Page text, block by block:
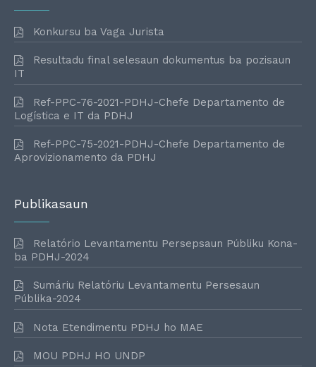
Konkursu ba Vaga Jurista
Resultadu final selesaun dokumentus ba pozisaun
IT
Ref-PPC-76-2021-PDHJ-Chefe Departamento de
Logística e IT da PDHJ
Ref-PPC-75-2021-PDHJ-Chefe Departamento de
Aprovizionamento da PDHJ
Publikasaun
Relatório Levantamentu Persepsaun Públiku Kona-
ba PDHJ-2024
Sumáriu Relatóriu Levantamentu Persesaun
Públika-2024
Nota Etendimentu PDHJ ho MAE
MOU PDHJ HO UNDP